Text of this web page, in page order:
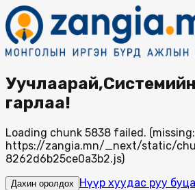
гарлаа!
Loading chunk 5838 failed. (missing:
https://zangia.mn/_next/static/
8262d6b25ce0a3b2.js)
Дахин оролдох Нүүр хуудас руу